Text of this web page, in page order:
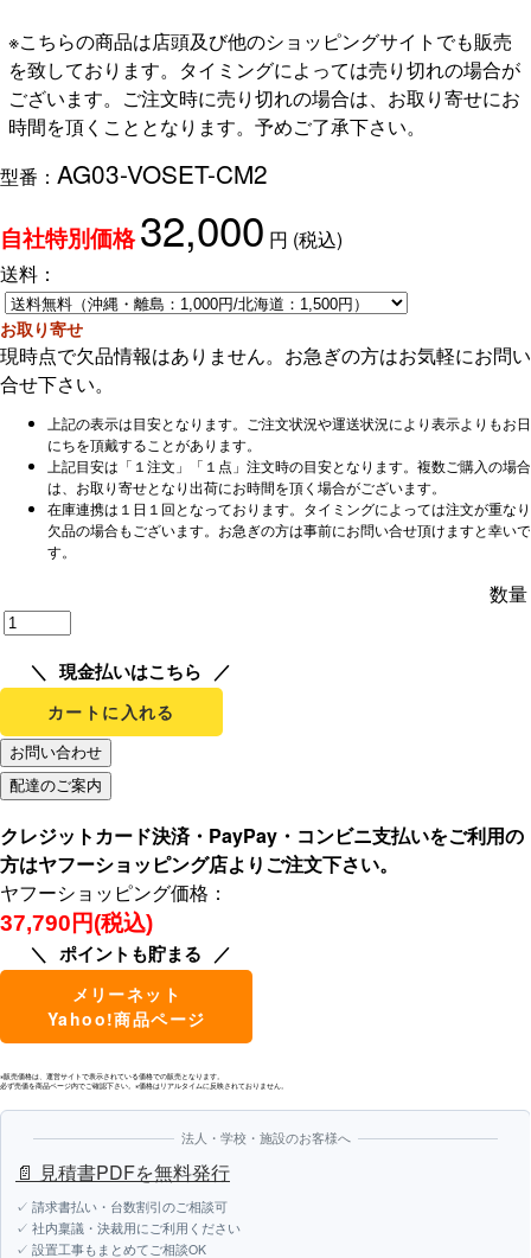
※こちらの商品は店頭及び他のショッピングサイトでも販売
を致しております。タイミングによっては売り切れの場合が
ございます。ご注文時に売り切れの場合は、お取り寄せにお
時間を頂くこととなります。予めご了承下さい。
型番： AG03-VOSET-CM2
自社特別価格 32,000 円 (税込)
送料：
お取り寄せ
現時点で欠品情報はありません。お急ぎの方はお気軽にお問い
合せ下さい。
上記の表示は目安となります。ご注文状況や運送状況により表示よりもお日
にちを頂戴することがあります。
上記目安は「１注文」「１点」注文時の目安となります。複数ご購入の場合
は、お取り寄せとなり出荷にお時間を頂く場合がございます。
在庫連携は１日１回となっております。タイミングによっては注文が重なり
欠品の場合もございます。お急ぎの方は事前にお問い合せ頂けますと幸いで
す。
数量
現金払いはこちら
カートに入れる
クレジットカード決済・PayPay・コンビニ支払いをご利用の
方はヤフーショッピング店よりご注文下さい。
ヤフーショッピング価格：
37,790円(税込)
ポイントも貯まる
メリーネット
Yahoo!商品ページ
※販売価格は、運営サイトで表示されている価格での販売となります。
必ず売価を商品ページ内でご確認下さい。※価格はリアルタイムに反映されておりません。
法人・学校・施設のお客様へ
📄 見積書PDFを無料発行
✓ 請求書払い・台数割引のご相談可
✓ 社内稟議・決裁用にご利用ください
✓ 設置工事もまとめてご相談OK